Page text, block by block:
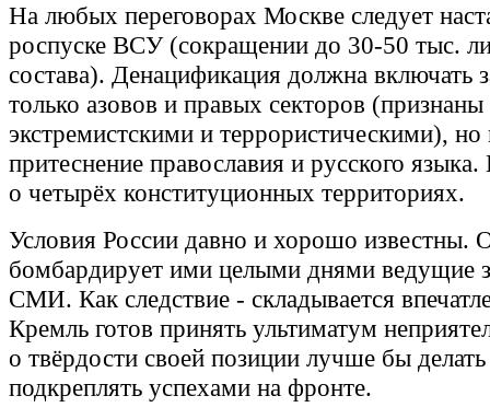
На любых переговорах Москве следует
роспуске ВСУ (сокращении до 30-50 тыс.
состава). Денацификация должна включать
только азовов и правых секторов
экстремистскими и террористическими), но
притеснение православия и русского
о четырёх конституционных территориях.
Условия России давно и хорошо известны.
бомбардирует ими целыми днями ведущие
СМИ. Как следствие - складывается
Кремль готов принять ультиматум
о твёрдости своей позиции лучше бы
подкреплять успехами на фронте.